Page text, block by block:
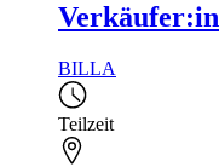
Verkäufer:in
BILLA
Teilzeit